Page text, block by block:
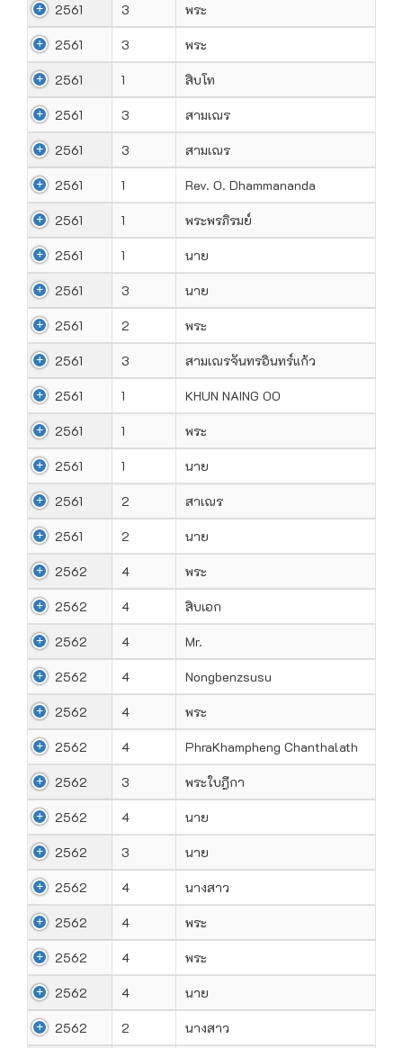
2561 3 พระ
2561 3 พระ
2561 1 สิบโท
2561 3 สามเณร
2561 3 สามเณร
2561 1 Rev. O. Dhammananda
2561 1 พระพรภิรมย์
2561 1 นาย
2561 3 นาย
2561 2 พระ
2561 3 สามเณรจันทรอินทร์แก้ว
2561 1 KHUN NAING OO
2561 1 พระ
2561 1 นาย
2561 2 สาเณร
2561 2 นาย
2562 4 พระ
2562 4 สิบเอก
2562 4 Mr.
2562 4 Nongbenzsusu
2562 4 พระ
2562 4 PhraKhampheng Chanthalath
2562 3 พระใบฎีกา
2562 4 นาย
2562 3 นาย
2562 4 นางสาว
2562 4 พระ
2562 4 พระ
2562 4 นาย
2562 2 นางสาว